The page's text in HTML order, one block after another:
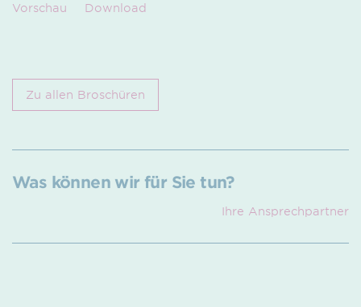
Vorschau Download
Zu allen Broschüren
Was können wir für Sie tun?
Ihre Ansprech­partner